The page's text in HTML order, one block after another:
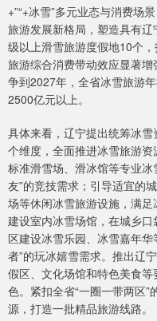
+”“+冰雪”多元业态与消费场
旅游发展新格局，塑造具有
级以上滑雪旅游度假地10个
旅游综合消费带动效应显著
争到2027年，全省冰雪旅游
2500亿元以上。
具体来看，辽宁提出统筹冰
个维度，全面推进冰雪旅游
标准滑雪场、滑冰馆等专业
友”的竞技需求；引导适宜的
场等休闲冰雪旅游设施，满足
建设室内冰雪场馆，在城乡
区建设冰雪乐园、冰雪嘉年
者”的玩冰嬉雪需求。推出辽
假区、文化场馆和特色美食
色。紧扣全省“一圈一带两区
源，打造一批精品旅游线路。